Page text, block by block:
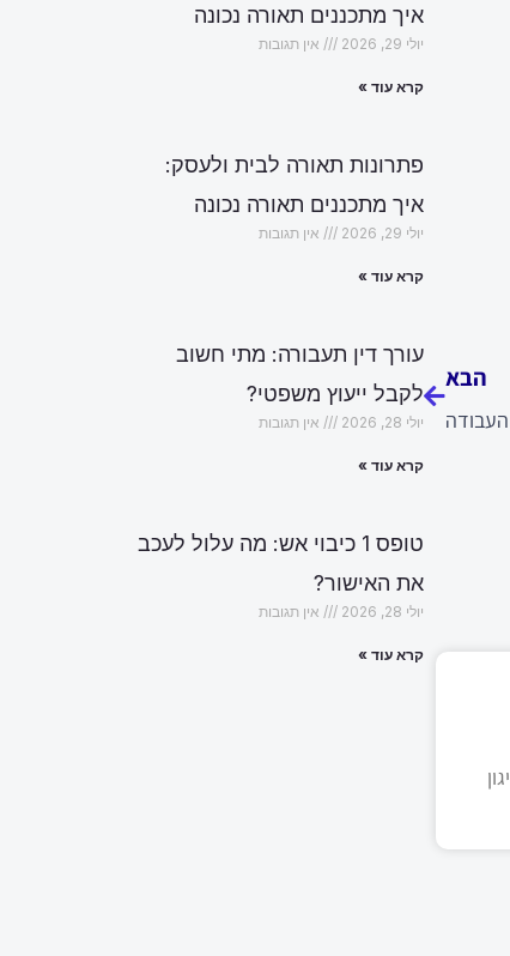
הבא
איך מתכננים תאורה נכונה
יולי 29, 2026 אין תגובות
קרא עוד »
פתרונות תאורה לבית ולעסק:
איך מתכננים תאורה נכונה
יולי 29, 2026 אין תגובות
קרא עוד »
עורך דין תעבורה: מתי חשוב
לקבל ייעוץ משפטי?
יולי 28, 2026 אין תגובות
קרא עוד »
טופס 1 כיבוי אש: מה עלול לעכב
את האישור?
יולי 28, 2026 אין תגובות
קרא עוד »